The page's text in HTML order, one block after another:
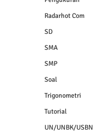
Radarhot Com
SD
SMA
SMP
Soal
Trigonometri
Tutorial
UN/UNBK/USBN